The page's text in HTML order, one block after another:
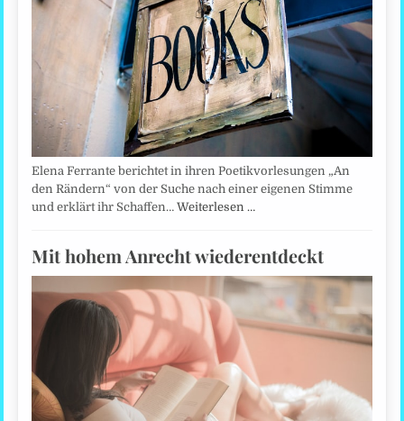
Elena Ferrante berichtet in ihren Poetikvorlesungen „An
den Rändern“ von der Suche nach einer eigenen Stimme
und erklärt ihr Schaffen…Weiterlesen …
Mit hohem Anrecht wiederentdeckt